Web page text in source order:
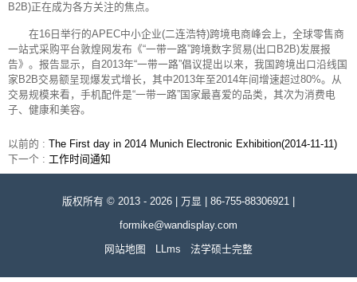
B2B)正在成为各方关注的焦点。
在16日举行的APEC中小企业(二连浩特)跨境电商峰会上，全球零售商
一站式采购平台敦煌网发布《“一带一路”跨境数字贸易(出口B2B)发展报
告》。报告显示，自2013年“一带一路”倡议提出以来，我国跨境出口沿线国
家B2B交易额呈现爆发式增长，其中2013年至2014年间增速超过80%。从
交易规模来看，手机配件是“一带一路”国家最喜爱的品类，其次为消费电
子、健康和美容。
以前的 : The First day in 2014 Munich Electronic Exhibition(2014-11-11)
下一个 : 工作时间通知
版权所有 © 2013 - 2026 | 万显 | 86-755-88306921 |
formike@wandisplay.com
网站地图
LLms 法学硕士完整